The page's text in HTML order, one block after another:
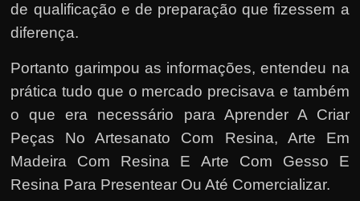
de qualificação e de preparação que fizessem a
diferença.
Portanto garimpou as informações, entendeu na
prática tudo que o mercado precisava e também
o que era necessário para Aprender A Criar
Peças No Artesanato Com Resina, Arte Em
Madeira Com Resina E Arte Com Gesso E
Resina Para Presentear Ou Até Comercializar.